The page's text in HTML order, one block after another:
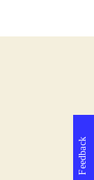
Feedback